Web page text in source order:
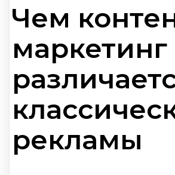
Чем
маркетинг
рекламы